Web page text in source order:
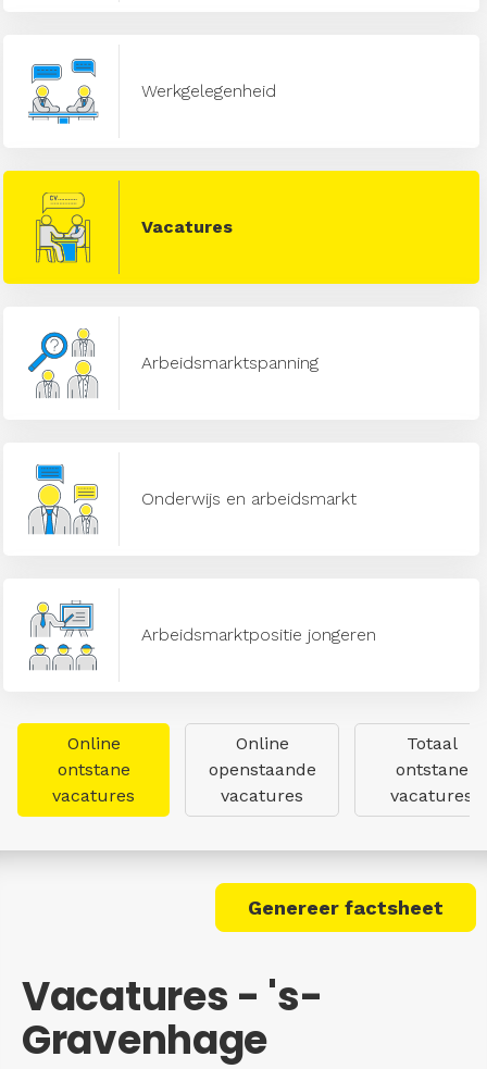
Werkgelegenheid
Vacatures
Arbeidsmarktspanning
Onderwijs en arbeidsmarkt
Arbeidsmarktpositie jongeren
Online
ontstane
vacatures
Online
openstaande
vacatures
Totaal
ontstane
vacatures
Genereer factsheet
Vacatures - 's-
Gravenhage